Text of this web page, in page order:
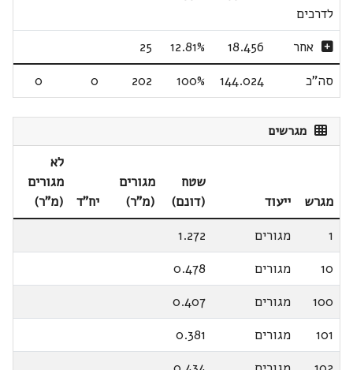
לדרכים
אחר 18.456
12.81%
25
סה"כ
144.024
100%
202
0
0
מגרשים
מגרש ייעוד
שטח
(דונם)
מגורים
(מ"ר)
יח"ד
לא
מגורים
(מ"ר)
1
מגורים
1.272
10
מגורים
0.478
100
מגורים
0.407
101
מגורים
0.381